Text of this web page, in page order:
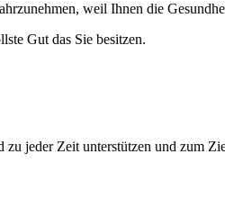
weil Ihnen die
Gut das Sie besitzen.
jeder Zeit unterstützen und zum